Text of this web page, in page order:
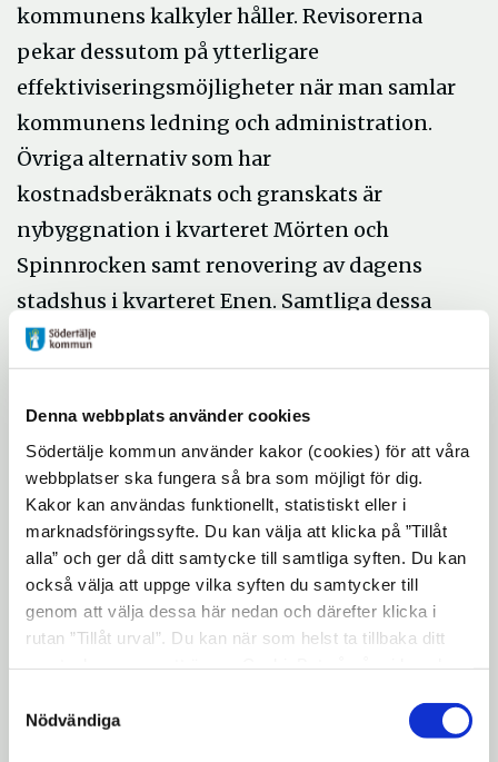
Denna webbplats använder cookies
Södertälje kommun använder kakor (cookies) för att våra
webbplatser ska fungera så bra som möjligt för dig.
Kakor kan användas funktionellt, statistiskt eller i
marknadsföringssyfte. Du kan välja att klicka på ”Tillåt
alla” och ger då ditt samtycke till samtliga syften. Du kan
också välja att uppge vilka syften du samtycker till
genom att välja dessa här nedan och därefter klicka i
rutan ”Tillåt urval”. Du kan när som helst ta tillbaka ditt
"Visa detaljer" kan du läsa om hur kakorna används och
hur vi och våra leverantörer inhämtar och behandlar
Nödvändiga
kommunens kalkyler håller. Revisorerna
pekar dessutom på ytterligare
effektiviseringsmöjligheter när man samlar
kommunens ledning och administration.
Övriga alternativ som har
kostnadsberäknats och granskats är
nybyggnation i kvarteret Mörten och
Spinnrocken samt renovering av dagens
stadshus i kvarteret Enen. Samtliga dessa
alternativ skulle innebära högre kostnader
för kommunen.
• Förslaget till ett nytt stadshus innebär att
lokalytan minskar från drygt 16 000 kvm
till cirka 10 000 kvm, vilket också innebär
att de totala kostnaderna för de
administrativa lokalerna sjunker, både
jämfört med idag och i förhållande till de
• Trots den stora investeringen blir den